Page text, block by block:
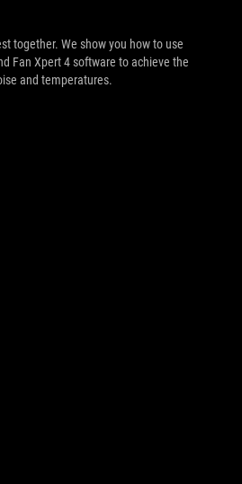
together. We show you how to use
Fan Xpert 4 software to achieve the
and temperatures.